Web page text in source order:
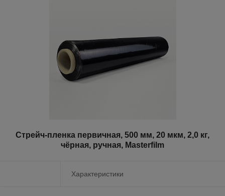
Стрейч-пленка первичная, 500 мм, 20 мкм, 2,0 кг,
чёрная, ручная, Masterfilm
Характеристики